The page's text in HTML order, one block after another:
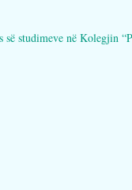
studimeve në Kolegjin